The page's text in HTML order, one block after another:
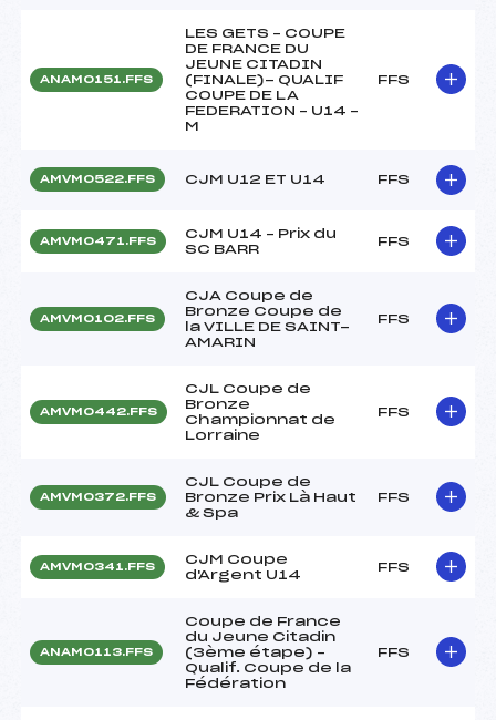
ANAM0151.FFS
LES GETS – COUPE
DE FRANCE DU
JEUNE CITADIN
(FINALE)- QUALIF
COUPE DE LA
FEDERATION – U14 –
M
FFS
AMVM0522.FFS CJM U12 ET U14 FFS
AMVM0471.FFS
CJM U14 – Prix du
SC BARR
FFS
AMVM0102.FFS
CJA Coupe de
Bronze Coupe de
la VILLE DE SAINT-
AMARIN
FFS
AMVM0442.FFS
CJL Coupe de
Bronze
Championnat de
Lorraine
FFS
AMVM0372.FFS
CJL Coupe de
Bronze Prix Là Haut
& Spa
FFS
AMVM0341.FFS
CJM Coupe
d'Argent U14
FFS
ANAM0113.FFS
Coupe de France
du Jeune Citadin
(3ème étape) –
Qualif. Coupe de la
Fédération
FFS